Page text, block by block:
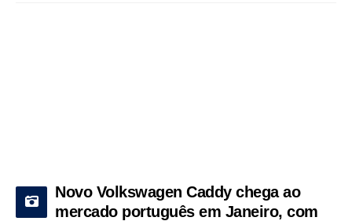
Novo Volkswagen Caddy chega ao
mercado português em Janeiro, com